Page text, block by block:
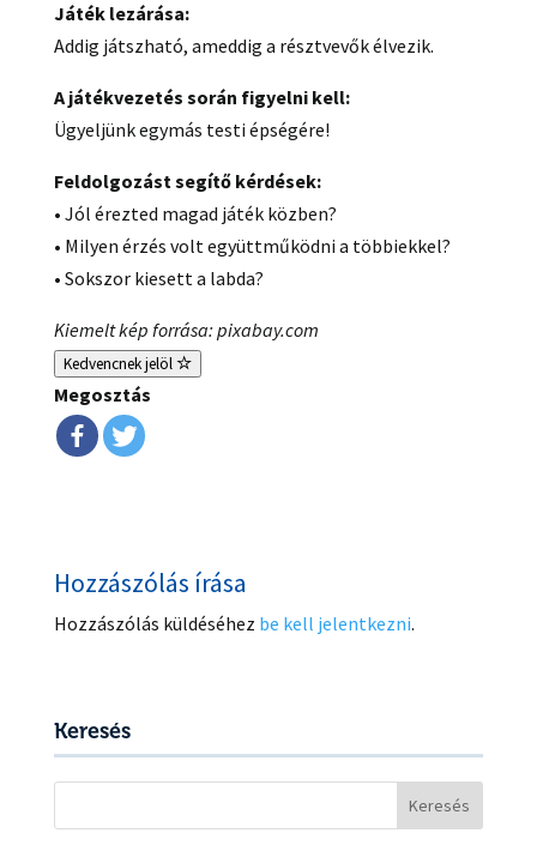
Játék lezárása:
Addig játszható, ameddig a résztvevők élvezik.
A játékvezetés során figyelni kell:
Ügyeljünk egymás testi épségére!
Feldolgozást segítő kérdések:
• Jól érezted magad játék közben?
• Milyen érzés volt együttműködni a többiekkel?
• Sokszor kiesett a labda?
Kiemelt kép forrása: pixabay.com
Kedvencnek jelöl
Megosztás
Hozzászólás írása
Hozzászólás küldéséhez be kell jelentkezni.
Keresés